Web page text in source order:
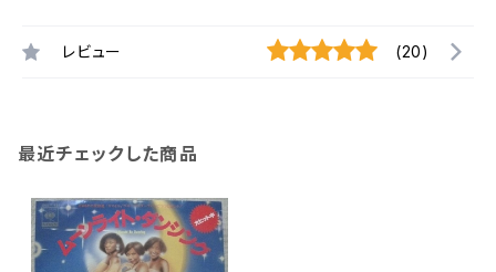
レビュー (20)
最近チェックした商品